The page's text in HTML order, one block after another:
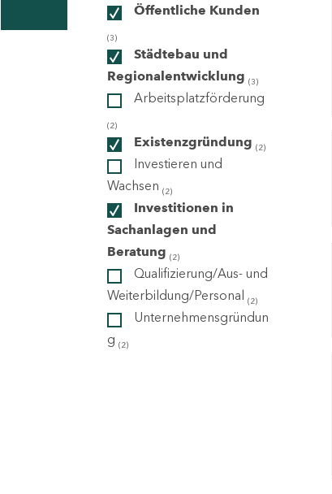
Öffentliche Kunden
(3)
Städtebau und
Regionalentwicklung (3)
Arbeitsplatzförderung
(2)
Existenzgründung (2)
Investieren und
Wachsen (2)
Investitionen in
Sachanlagen und
Beratung (2)
Qualifizierung/Aus- und
Weiterbildung/Personal (2)
Unternehmensgründun
g (2)